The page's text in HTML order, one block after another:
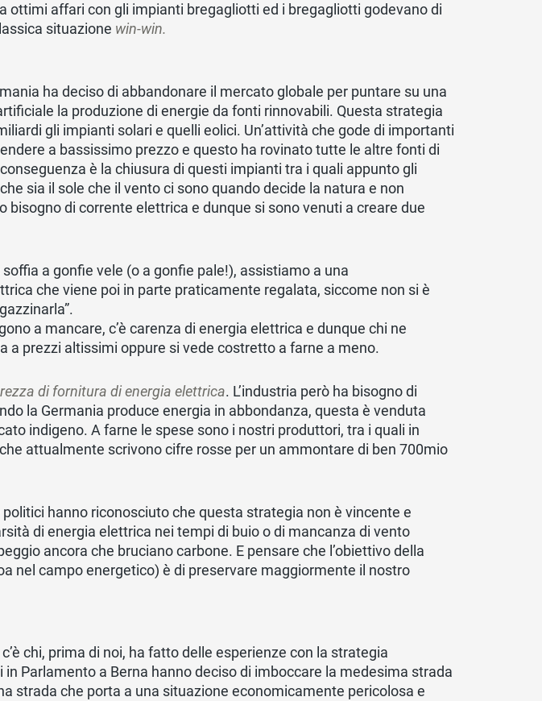
ottimi affari con gli impianti bregagliotti ed i bregagliotti godevano di
situazione win-win.
ha deciso di abbandonare il mercato globale per puntare su una
la produzione di energie da fonti rinnovabili. Questa strategia
gli impianti solari e quelli eolici. Un’attività che gode di importanti
a bassissimo prezzo e questo ha rovinato tutte le altre fonti di
è la chiusura di questi impianti tra i quali appunto gli
sia il sole che il vento ci sono quando decide la natura e non
bisogno di corrente elettrica e dunque si sono venuti a creare due
a gonfie vele (o a gonfie pale!), assistiamo a una
che viene poi in parte praticamente regalata, siccome non si è
a mancare, c’è carenza di energia elettrica e dunque chi ne
a prezzi altissimi oppure si vede costretto a farne a meno.
di fornitura di energia elettrica. L’industria però ha bisogno di
la Germania produce energia in abbondanza, questa è venduta
indigeno. A farne le spese sono i nostri produttori, tra i quali in
attualmente scrivono cifre rosse per un ammontare di ben 700mio
hanno riconosciuto che questa strategia non è vincente e
di energia elettrica nei tempi di buio o di mancanza di vento
ancora che bruciano carbone. E pensare che l’obiettivo della
nel campo energetico) è di preservare maggiormente il nostro
chi, prima di noi, ha fatto delle esperienze con la strategia
Parlamento a Berna hanno deciso di imboccare la medesima strada
strada che porta a una situazione economicamente pericolosa e